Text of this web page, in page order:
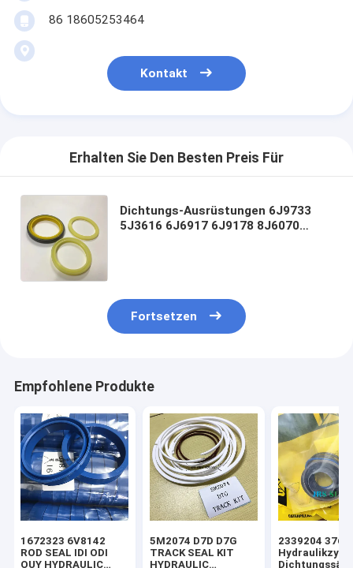
86 18605253464
Kontakt
Erhalten Sie Den Besten Preis Für
Dichtungs-Ausrüstungen 6J9733
5J3616 6J6917 6J9178 8J6070
Fortsetzen
Empfohlene Produkte
1672323 6V8142
ROD SEAL IDI ODI
OUY HYDRAULIC
5M2074 D7D D7G
TRACK SEAL KIT
HYDRAULIC
2339204